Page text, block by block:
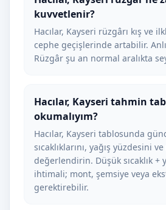
kuvvetlenir?
Hacılar, Kayseri rüzgârı kış ve
cephe geçişlerinde artabilir.
Rüzgâr şu an normal aralıkta
Hacılar, Kayseri tahmin
okumalıyım?
Hacılar, Kayseri tablosunda
sıcaklıklarını, yağış yüzdesini
değerlendirin. Düşük sıcaklık +
ihtimali; mont, şemsiye veya
gerektirebilir.